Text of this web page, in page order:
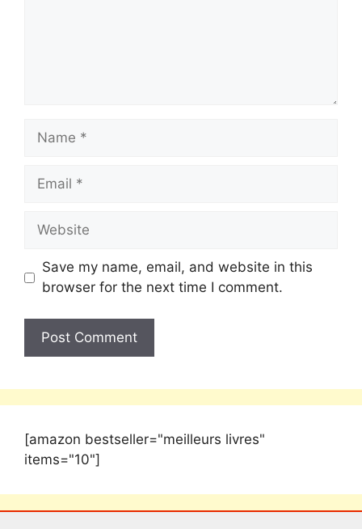
Save my name, email, and website in this
browser for the next time I comment.
[amazon bestseller="meilleurs livres"
items="10"]